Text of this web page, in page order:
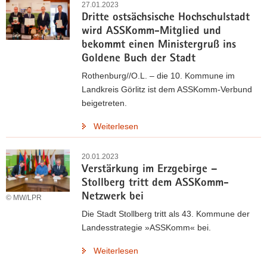
27.01.2023
Dritte ostsächsische Hochschulstadt
wird ASSKomm-Mitglied und
bekommt einen Ministergruß ins
Goldene Buch der Stadt
Rothenburg//O.L. – die 10. Kommune im
Landkreis Görlitz ist dem ASSKomm-Verbund
beigetreten.
Weiterlesen
20.01.2023
Verstärkung im Erzgebirge –
Stollberg tritt dem ASSKomm-
Netzwerk bei
© MW/LPR
Die Stadt Stollberg tritt als 43. Kommune der
Landesstrategie »ASSKomm« bei.
Weiterlesen